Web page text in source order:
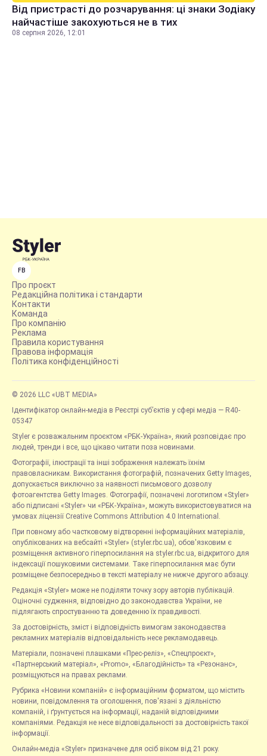
Від пристрасті до розчарування: ці знаки Зодіаку
найчастіше закохуються не в тих
08 серпня 2026, 12:01
FB
Про проєкт
Редакційна політика і стандарти
Контакти
Команда
Про компанію
Реклама
Правила користування
Правова інформація
Політика конфіденційності
© 2026 LLC «UBT MEDIA»
Ідентифікатор онлайн-медіа в Реєстрі суб’єктів у сфері медіа — R40-
05347
Styler є розважальним проєктом «РБК-Україна», який розповідає про
людей, тренди і все, що цікаво читати поза новинами.
Фотографії, ілюстрації та інші зображення належать їхнім
правовласникам. Використання фотографій, позначених Getty Images,
допускається виключно за наявності письмового дозволу
фотоагентства Getty Images. Фотографії, позначені логотипом «Styler»
або підписані «Styler» чи «РБК-Україна», можуть використовуватися на
умовах ліцензії Creative Commons Attribution 4.0 International.
При повному або частковому відтворенні інформаційних матеріалів,
опублікованих на вебсайті «Styler» (styler.rbc.ua), обов'язковим є
розміщення активного гіперпосилання на styler.rbc.ua, відкритого для
індексації пошуковими системами. Таке гіперпосилання має бути
розміщене безпосередньо в тексті матеріалу не нижче другого абзацу.
Редакція «Styler» може не поділяти точку зору авторів публікацій.
Оціночні судження, відповідно до законодавства України, не
підлягають спростуванню та доведенню їх правдивості.
За достовірність, зміст і відповідність вимогам законодавства
рекламних матеріалів відповідальність несе рекламодавець.
Матеріали, позначені плашками «Прес-реліз», «Спецпроєкт»,
«Партнерський матеріал», «Promo», «Благодійність» та «Резонанс»,
розміщуються на правах реклами.
Рубрика «Новини компаній» є інформаційним форматом, що містить
новини, повідомлення та оголошення, пов'язані з діяльністю
компаній, і ґрунтується на інформації, наданій відповідними
компаніями. Редакція не несе відповідальності за достовірність такої
інформації.
Онлайн-медіа «Styler» призначене для осіб віком від 21 року.